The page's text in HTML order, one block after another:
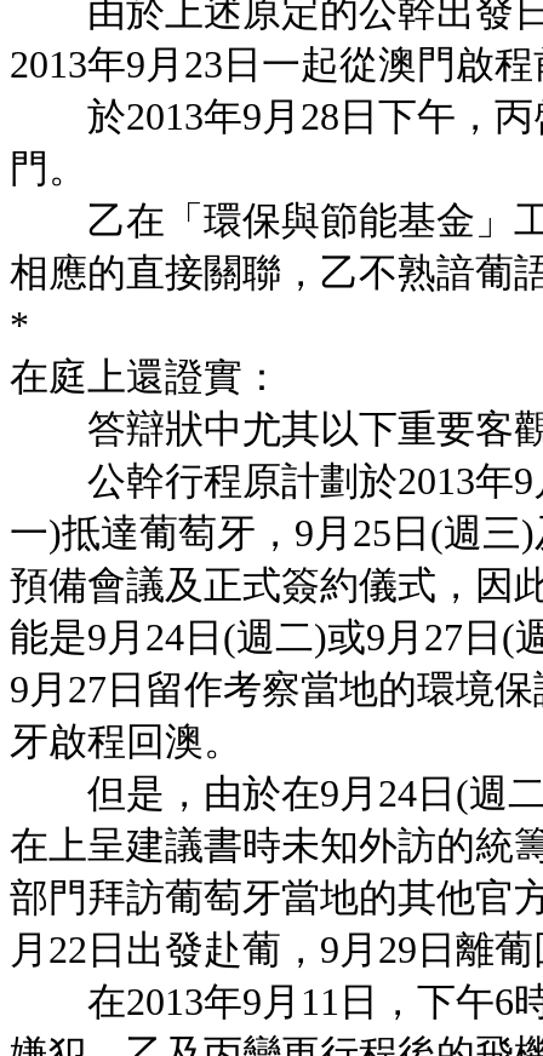
由於上述原定的公幹出發日
2013年9月23日一起從澳門啟
於2013年9月28日下午，丙
門。
乙在「環保與節能基金」工
相應的直接關聯，乙不熟諳葡
*
在庭上還證實：
答辯狀中尤其以下重要客
公幹行程原計劃於2013年9
一)抵達葡萄牙，9月25日(週三
預備會議及正式簽約儀式，因
能是9月24日(週二)或9月27日(
9月27日留作考察當地的環境
牙啟程回澳。
但是，由於在9月24日(週二
在上呈建議書時未知外訪的統
部門拜訪葡萄牙當地的其他官
月22日出發赴葡，9月29日離
在2013年9月11日，下午6